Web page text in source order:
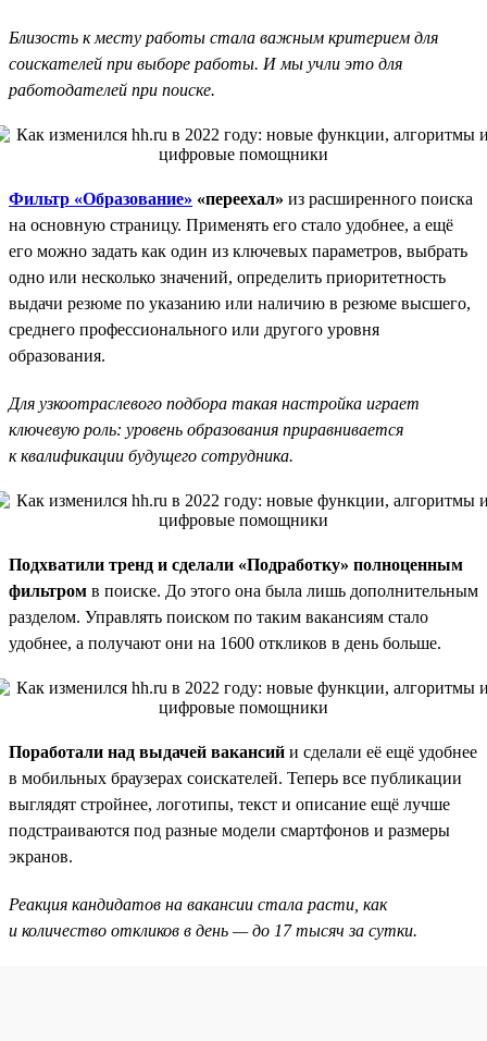
Близость к месту работы стала важным критерием для
соискателей при выборе работы. И мы учли это для
работодателей при поиске.
Фильтр «Образование» «переехал» из расширенного поиска
на основную страницу. Применять его стало удобнее, а ещё
его можно задать как один из ключевых параметров, выбрать
одно или несколько значений, определить приоритетность
выдачи резюме по указанию или наличию в резюме высшего,
среднего профессионального или другого уровня
образования.
Для узкоотраслевого подбора такая настройка играет
ключевую роль: уровень образования приравнивается
к квалификации будущего сотрудника.
Подхватили тренд и сделали «Подработку» полноценным
фильтром в поиске. До этого она была лишь дополнительным
разделом. Управлять поиском по таким вакансиям стало
удобнее, а получают они на 1600 откликов в день больше.
Поработали над выдачей вакансий и сделали её ещё удобнее
в мобильных браузерах соискателей. Теперь все публикации
выглядят стройнее, логотипы, текст и описание ещё лучше
подстраиваются под разные модели смартфонов и размеры
экранов.
Реакция кандидатов на вакансии стала расти, как
и количество откликов в день — до 17 тысяч за сутки.